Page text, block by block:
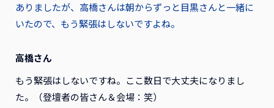
ありましたが、高橋さんは朝からずっと目黒さんと一緒に
いたので、もう緊張はしないですよね。
高橋さん
もう緊張はしないですね。ここ数日で大丈夫になりまし
た。（登壇者の皆さん＆会場：笑）